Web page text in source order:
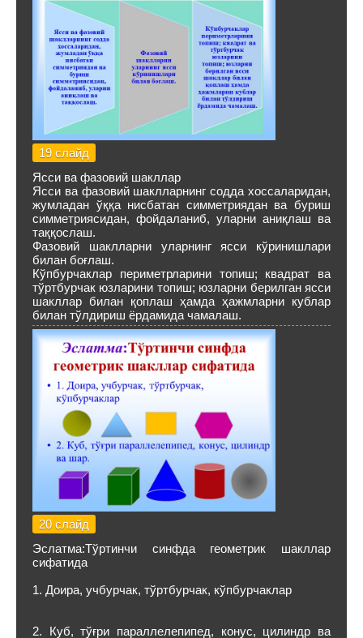
19 слайд
Ясси ва фазовий шакллар
Ясси ва фазовий шаклларнинг содда хоссаларидан,
жумладан ўққа нисбатан симметриядан ва буриш
симметриясидан, фойдаланиб, уларни аниқлаш ва
таққослаш.
Фазовий шаклларни уларнинг ясси кўринишлари
билан боғлаш.
Кўпбурчаклар периметрларини топиш; квадрат ва
тўртбурчак юзларини топиш; юзларни берилган ясси
шакллар билан қоплаш ҳамда ҳажмларни кублар
билан тўлдириш ёрдамида чамалаш.
20 слайд
Эслатма:Тўртинчи синфда геометрик шакллар
сифатида
1. Доира, учбурчак, тўртбурчак, кўпбурчаклар
2. Куб, тўғри параллелепипед, конус, цилиндр ва